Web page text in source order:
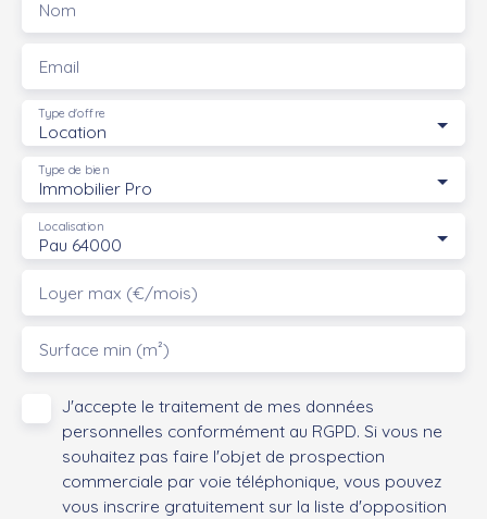
Nom
Email
Location
Type d'offre
Immobilier Pro
Type de bien
Pau 64000
Localisation
Loyer max (€/mois)
Surface min (m²)
J'accepte le traitement de mes données
personnelles conformément au RGPD. Si vous ne
souhaitez pas faire l'objet de prospection
commerciale par voie téléphonique, vous pouvez
vous inscrire gratuitement sur la liste d'opposition